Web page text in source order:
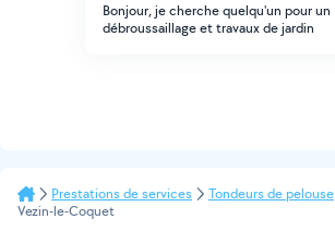
Bonjour, je cherche quelqu'un pour un
débroussaillage et travaux de jardin
Prestations de services Tondeurs de pelouse
Vezin-le-Coquet